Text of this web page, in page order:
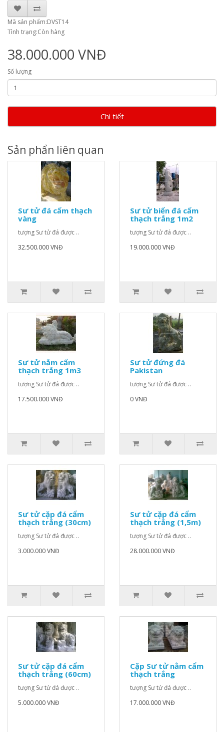
Mã sản phẩm:DVST14
Tình trạng:Còn hàng
38.000.000 VNĐ
Số lượng
Chi tiết
Sản phẩn liên quan
Sư tử đá cẩm thạch
vàng
tượng Sư tử đá được ..
32.500.000 VNĐ
Sư tử biển đá cẩm
thạch trắng 1m2
tượng Sư tử đá được ..
19.000.000 VNĐ
Sư tử nằm cẩm
thạch trắng 1m3
tượng Sư tử đá được ..
17.500.000 VNĐ
Sư tử đứng đá
Pakistan
tượng Sư tử đá được ..
0 VNĐ
Sư tử cặp đá cẩm
thạch trắng (30cm)
tượng Sư tử đá được ..
3.000.000 VNĐ
Sư tử cặp đá cẩm
thạch trắng (1,5m)
tượng Sư tử đá được ..
28.000.000 VNĐ
Sư tử cặp đá cẩm
thạch trắng (60cm)
tượng Sư tử đá được ..
5.000.000 VNĐ
Cặp Sư tử nằm cẩm
thạch trắng
tượng Sư tử đá được ..
17.000.000 VNĐ